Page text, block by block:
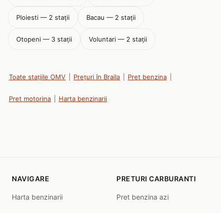
Ploiesti — 2 stații Bacau — 2 stații
Otopeni — 3 stații Voluntari — 2 stații
Toate stațiile OMV Prețuri în Braila Pret benzina
Pret motorina Harta benzinarii
NAVIGARE
Harta benzinarii
PRETURI CARBURANTI
Pret benzina azi